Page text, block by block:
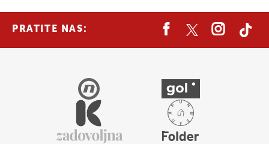
PRATITE NAS: